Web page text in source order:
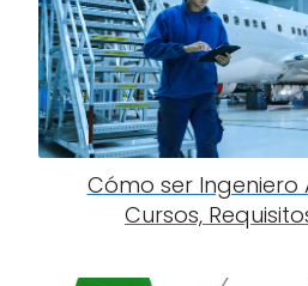
Cómo ser Ingeniero
Cursos,